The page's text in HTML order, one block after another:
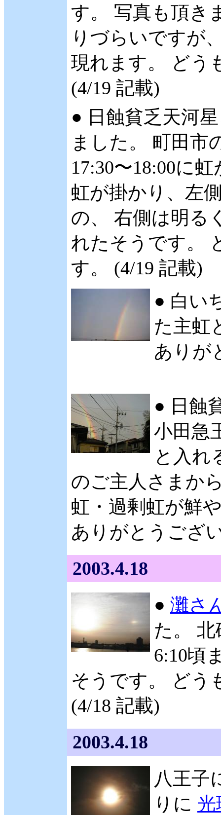
す。 写真も頂き
りづらいですが
現れます。 どう
(4/19 記載)
● 日蝕貧乏天河
ました。 町田市
17:30〜18:00に
虹が掛かり、左
の、 右側は明る
れたそうです。
す。 (4/19 記載)
● 白い
た主虹
ありが
● 日蝕
小田急
と入れ
のご主人さまか
虹・過剰虹が鮮
ありがとうござ
2003.4.18
● 灘さ
た。
6:10頃
そうです。 どう
(4/18 記載)
2003.4.18
八王子
りに 光